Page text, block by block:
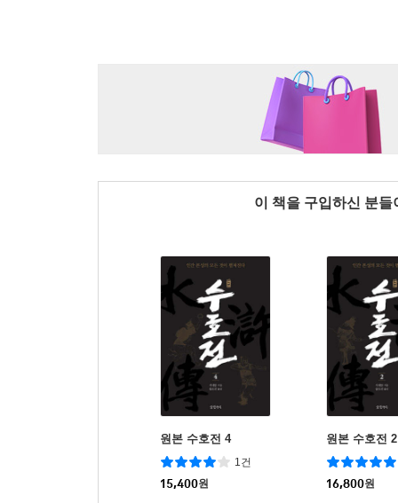
이 책을 구입하신 분
원본 수호전 4
1건
15,400원
원본 수호전 2
16,800원